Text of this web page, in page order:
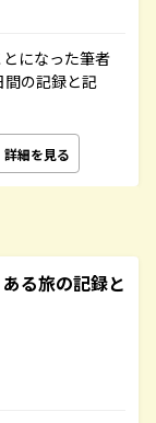
になった筆者
の記録と記
詳細を見る
る旅の記録と